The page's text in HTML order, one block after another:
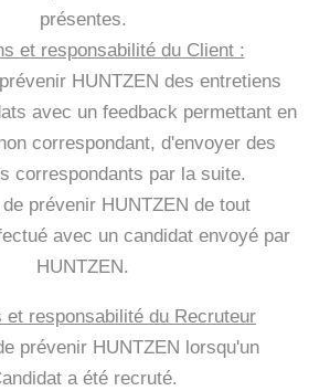
présentes.
et responsabilité du Client :
HUNTZEN des entretiens
avec un feedback permettant en
correspondant, d'envoyer des
correspondants par la suite.
prévenir HUNTZEN de tout
avec un candidat envoyé par
HUNTZEN.
et responsabilité du Recruteur
prévenir HUNTZEN lorsqu'un
a été recruté.